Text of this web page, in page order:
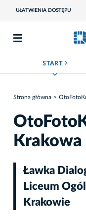
UŁATWIENIA DOSTĘPU
START ROZWIŃ MENU
Strona główna
Krakowa
Ławka
Liceum
Krakowie